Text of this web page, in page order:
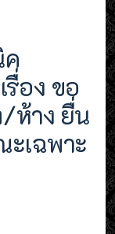
อง ขอ
ห้าง ยื่น
เฉพาะ